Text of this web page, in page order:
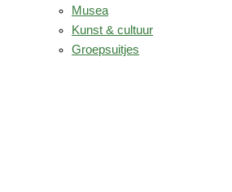
Musea
Kunst & cultuur
Groepsuitjes